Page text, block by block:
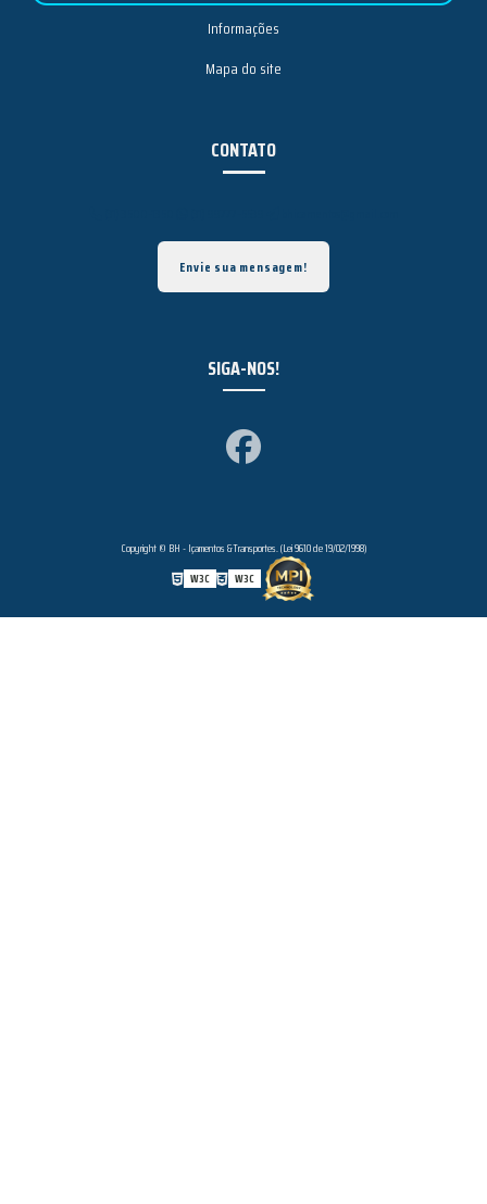
Informações
Mapa do site
CONTATO
Envie sua mensagem!
SIGA-NOS!
Copyright © BH - Içamentos &Transportes. (Lei 9610 de 19/02/1998)
W3C
W3C